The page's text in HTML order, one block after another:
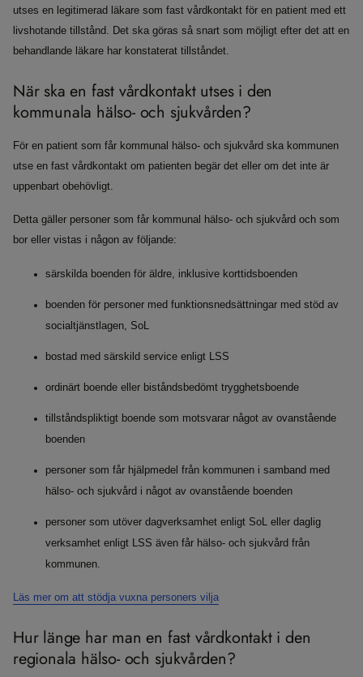
utses en legitimerad läkare som fast vårdkontakt för en patient med ett
livshotande tillstånd. Det ska göras så snart som möjligt efter det att en
behandlande läkare har konstaterat tillståndet.
När ska en fast vårdkontakt utses i den
kommunala hälso- och sjukvården?
För en patient som får kommunal hälso- och sjukvård ska kommunen
utse en fast vårdkontakt om patienten begär det eller om det inte är
uppenbart obehövligt.
Detta gäller personer som får kommunal hälso- och sjukvård och som
bor eller vistas i någon av följande:
särskilda boenden för äldre, inklusive korttidsboenden
boenden för personer med funktionsnedsättningar med stöd av
socialtjänstlagen, SoL
bostad med särskild service enligt LSS
ordinärt boende eller biståndsbedömt trygghetsboende
tillståndspliktigt boende som motsvarar något av ovanstående
boenden
personer som får hjälpmedel från kommunen i samband med
hälso- och sjukvård i något av ovanstående boenden
personer som utöver dagverksamhet enligt SoL eller daglig
verksamhet enligt LSS även får hälso- och sjukvård från
kommunen.
Läs mer om att stödja vuxna personers vilja
Hur länge har man en fast vårdkontakt i den
regionala hälso- och sjukvården?